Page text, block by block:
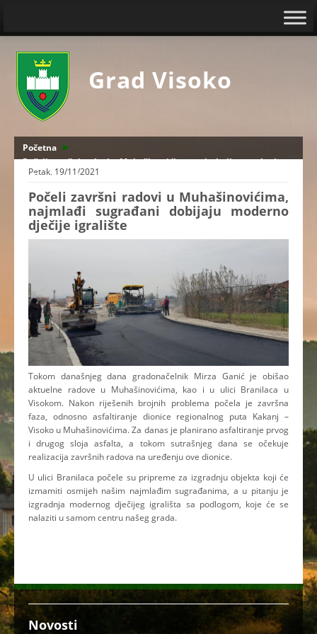
Grad Visoko
Početna
Počeli završni radovi u Muhašinovićima, najmlađi sugrađani
dobijaju moderno dječije igralište
Petak, 19/11/2021
Počeli završni radovi u Muhašinovićima,
najmlađi sugrađani dobijaju moderno
dječije igralište
Tokom današnjeg dana gradonačelnik Mirza Ganić je obišao
aktuelne radove u Muhašinovićima, kao i u ulici Branilaca u
Visokom. Nakon riješenih brojnih problema počela je završna
faza, odnosno asfaltiranje dionice regionalnog puta Kakanj –
Visoko u Muhašinovićima. Za danas je planirano asfaltiranje prvog
i drugog sloja asfalta, a tokom sutrašnjeg dana se očekuje
realizacija završnih radova na uređenju ove dionice.
U ulici Branilaca počele su pripreme za izgradnju objekta koji će
izmamiti osmijeh našim najmlađim sugrađanima, a u pitanju je
izgradnja modernog dječijeg igrališta sa podlogom, koje će se
nalaziti u samom centru našeg grada.
Novosti